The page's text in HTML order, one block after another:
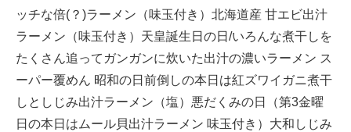
ッチな倍(？)ラーメン（味玉付き）北海道産 甘エビ出汁
ラーメン（味玉付き）天皇誕生日の日/いろんな煮干しを
たくさん追ってガンガンに炊いた出汁の濃いラーメン ス
ーパー覆めん 昭和の日前倒しの本日は紅ズワイガニ煮干
しとしじみ出汁ラーメン（塩）悪だくみの日（第3金曜
日の本日はムール貝出汁ラーメン 味玉付き）大和しじみ